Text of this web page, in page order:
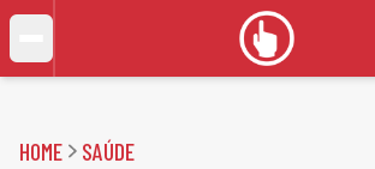
HOME SAÚDE